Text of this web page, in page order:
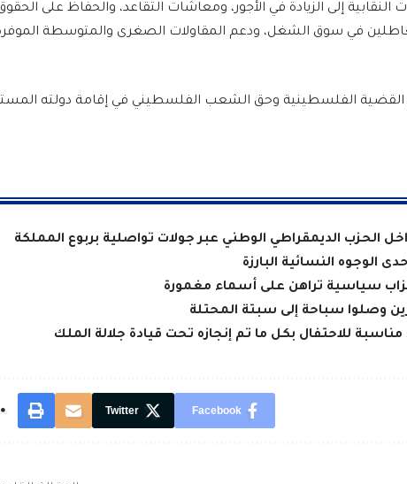
إلى الزيادة في الأجور، ومعاشات التقاعد، والحفاظ على
في سوق الشغل، ودعم المقاولات الصغرى والمتوسطة
الفلسطينية وحق الشعب الفلسطيني في إقامة دولته
الحزب الديمقراطي الوطني عبر جولات تواصلية بربوع المملكة
الوجوه النسائية البارزة
أحزاب سياسية تراهن على أسماء مغمورة
وصلوا سباحة إلى سبتة المحتلة
للاحتفال بكل ما تم إنجازه تحت قيادة جلالة الملك
Facebook
Twitter